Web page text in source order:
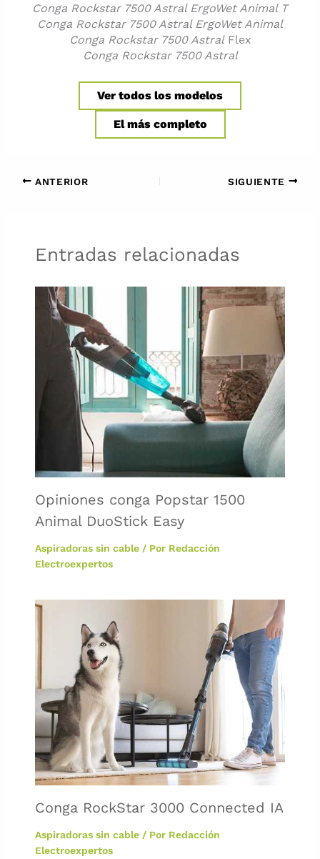
Conga Rockstar 7500 Astral ErgoWet Animal T
Conga Rockstar 7500 Astral ErgoWet Animal
Conga Rockstar 7500 AstralFlex
Conga Rockstar 7500 Astral
Ver todos los modelos
El más completo
ANTERIOR SIGUIENTE
Entradas relacionadas
Opiniones conga Popstar 1500
Animal DuoStick Easy
Aspiradoras sin cable/ Por Redacción
Electroexpertos
Conga RockStar 3000 Connected IA
Aspiradoras sin cable/ Por Redacción
Electroexpertos